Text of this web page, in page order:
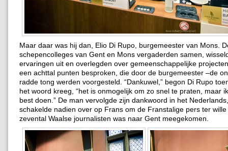
Maar daar was hij dan, Elio Di Rupo, burgemeester van Mons.
schepencolleges van Gent en Mons vergaderden samen,
ervaringen uit en overlegden over gemeenschappelijke
een achttal punten besproken, die door de burgemeester –de
radde tong werden voorgesteld. “Dankuwel,” begon Di Rupo
het woord kreeg, “het is onmogelijk om zo snel te praten, maar
best doen.” De man vervolgde zijn dankwoord in het
schakelde nadien over op Frans om de Franstalige pers ter
zevental Waalse journalisten was naar Gent meegekomen.